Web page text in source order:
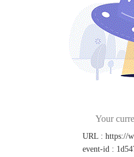
Your
URL : https://
event-id :